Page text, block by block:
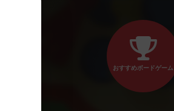
おすすめボードゲーム